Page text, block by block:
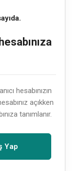
hesabınızın
açıkken
tanımlanır.
Yap